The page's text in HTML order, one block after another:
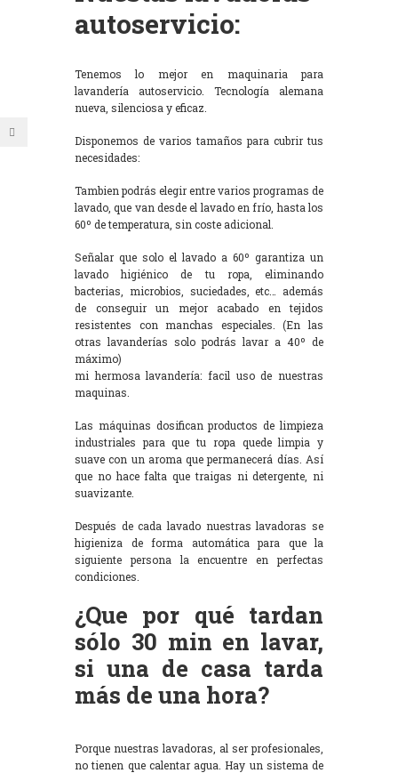
autoservicio:
Tenemos lo mejor en maquinaria para
lavandería autoservicio. Tecnología alemana
nueva, silenciosa y eficaz.
Disponemos de varios tamaños para cubrir tus
necesidades:
Tambien podrás elegir entre varios programas de
lavado, que van desde el lavado en frío, hasta los
60º de temperatura, sin coste adicional.
Señalar que solo el lavado a 60º garantiza un
lavado higiénico de tu ropa, eliminando
bacterias, microbios, suciedades, etc… además
de conseguir un mejor acabado en tejidos
resistentes con manchas especiales. (En las
otras lavanderías solo podrás lavar a 40º de
máximo)
mi hermosa lavandería: facil uso de nuestras
maquinas.
Las máquinas dosifican productos de limpieza
industriales para que tu ropa quede limpia y
suave con un aroma que permanecerá días. Así
que no hace falta que traigas ni detergente, ni
suavizante.
Después de cada lavado nuestras lavadoras se
higieniza de forma automática para que la
siguiente persona la encuentre en perfectas
condiciones.
¿Que por qué tardan
sólo 30 min en lavar,
si una de casa tarda
más de una hora?
Porque nuestras lavadoras, al ser profesionales,
no tienen que calentar agua. Hay un sistema de